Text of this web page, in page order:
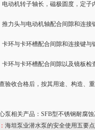
机转子轴长，磁极圆度，定子
头与电动机轴配合间隙和连接
与卡环槽配合间隙和连接键与
与卡环槽配合间隙以及镜板检
收合格后，按其用途、构造、重
相关产品：SFB型不锈钢耐腐蚀
海坦泵业潜水泵的安全使用五要点